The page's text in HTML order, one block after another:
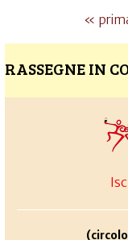
«
RASSEGNE IN